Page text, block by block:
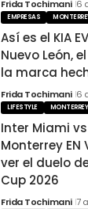
Frida Tochimani 6
EMPRESAS
Así es el KIA
Nuevo León,
la marca
Frida Tochimani 6
LIFESTYLE MONTERREY
Inter Miami
Monterrey EN
ver el duelo
Cup 2026
Frida Tochimani 7